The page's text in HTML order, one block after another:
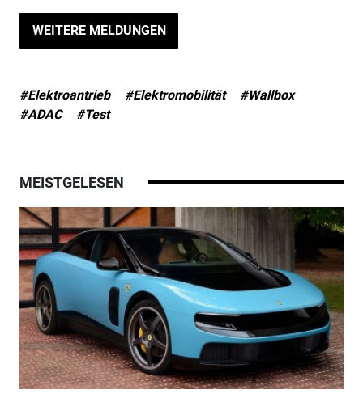
WEITERE MELDUNGEN
#Elektroantrieb #Elektromobilität
#Wallbox
#ADAC
#Test
MEISTGELESEN